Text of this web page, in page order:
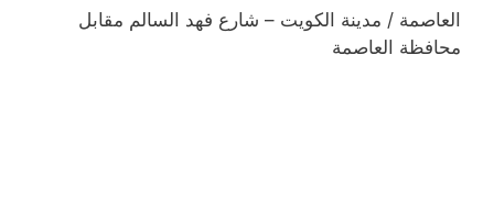
العاصمة / مدينة الكويت – شارع فهد السالم مقابل
محافظة العاصمة